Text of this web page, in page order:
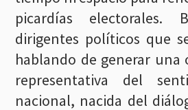
picardías electorales.
dirigentes políticos que
hablando de generar una
representativa del
nacional, nacida del